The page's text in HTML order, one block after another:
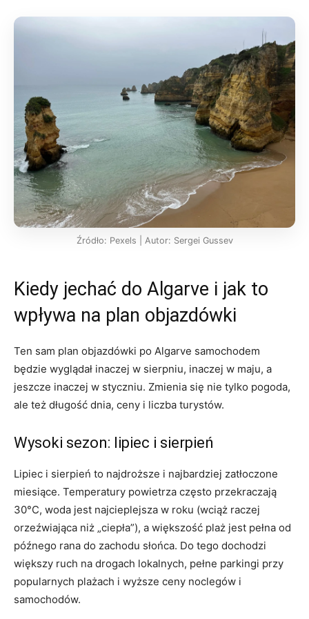
Źródło: Pexels | Autor: Sergei Gussev
Kiedy jechać do Algarve i jak to
wpływa na plan objazdówki
Ten sam plan objazdówki po Algarve samochodem
będzie wyglądał inaczej w sierpniu, inaczej w maju, a
jeszcze inaczej w styczniu. Zmienia się nie tylko pogoda,
ale też długość dnia, ceny i liczba turystów.
Wysoki sezon: lipiec i sierpień
Lipiec i sierpień to najdroższe i najbardziej zatłoczone
miesiące. Temperatury powietrza często przekraczają
30°C, woda jest najcieplejsza w roku (wciąż raczej
orzeźwiająca niż „ciepła”), a większość plaż jest pełna od
późnego rana do zachodu słońca. Do tego dochodzi
większy ruch na drogach lokalnych, pełne parkingi przy
popularnych plażach i wyższe ceny noclegów i
samochodów.